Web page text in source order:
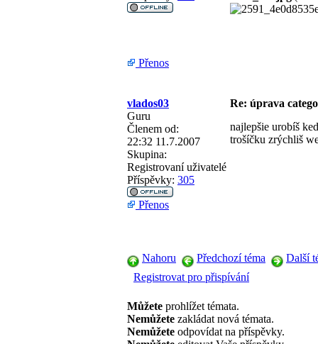
Přenos
vlados03
Re: úprava
Guru
Členem od:
22:32 11.7.2007
Skupina:
Registrovaní uživatelé
Příspěvky: 305
najlepšie urobíš
trošíčku zrýchliš
Přenos
Nahoru Předchozí téma
Další
Registrovat pro přispívání
Můžete prohlížet témata.
Nemůžete zakládat nová témata.
Nemůžete odpovídat na příspěvky.